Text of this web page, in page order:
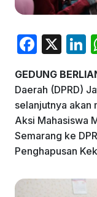
F
c
e
b
o
o
k
X
k
e
n
GEDUNG
Daerah (DPRD)
selanjutnya akan
Aksi Mahasiswa
Semarang ke
Penghapusan